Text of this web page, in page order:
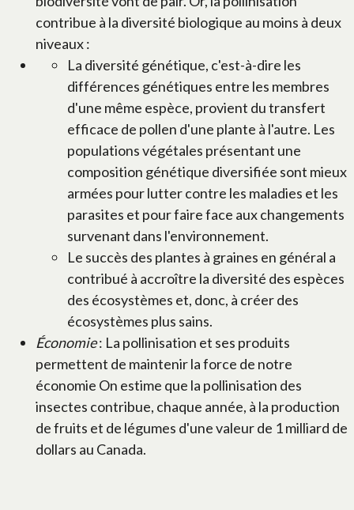
contribue à la diversité biologique au moins à deux
niveaux :
La diversité génétique, c'est-à-dire les
différences génétiques entre les membres
d'une même espèce, provient du transfert
efficace de pollen d'une plante à l'autre. Les
populations végétales présentant une
composition génétique diversifiée sont mieux
armées pour lutter contre les maladies et les
parasites et pour faire face aux changements
survenant dans l'environnement.
Le succès des plantes à graines en général a
contribué à accroître la diversité des espèces
des écosystèmes et, donc, à créer des
écosystèmes plus sains.
Économie: La pollinisation et ses produits
permettent de maintenir la force de notre
économie On estime que la pollinisation des
insectes contribue, chaque année, à la production
de fruits et de légumes d'une valeur de 1 milliard de
dollars au Canada.